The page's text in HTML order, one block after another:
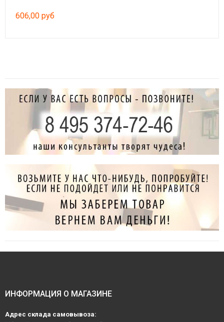
606,00 руб
ИНФОРМАЦИЯ О МАГАЗИНЕ
Адрес склада самовывоза: